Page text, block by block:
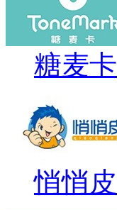
糖麦卡
悄悄皮